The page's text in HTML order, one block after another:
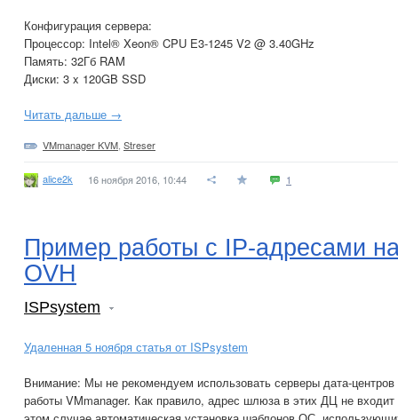
Конфигурация сервера:
Процессор: Intel® Xeon® CPU E3-1245 V2 @ 3.40GHz
Память: 32Гб RAM
Диски: 3 x 120GB SSD
Читать дальше →
VMmanager KVM Streser
alice2k 16 ноября 2016, 10:44 1
Пример работы с IP-адресами
OVH
ISPsystem
Удаленная 5 ноября статья от ISPsystem
Внимание: Мы не рекомендуем использовать серверы дата-
работы VMmanager. Как правило, адрес шлюза в этих ДЦ не